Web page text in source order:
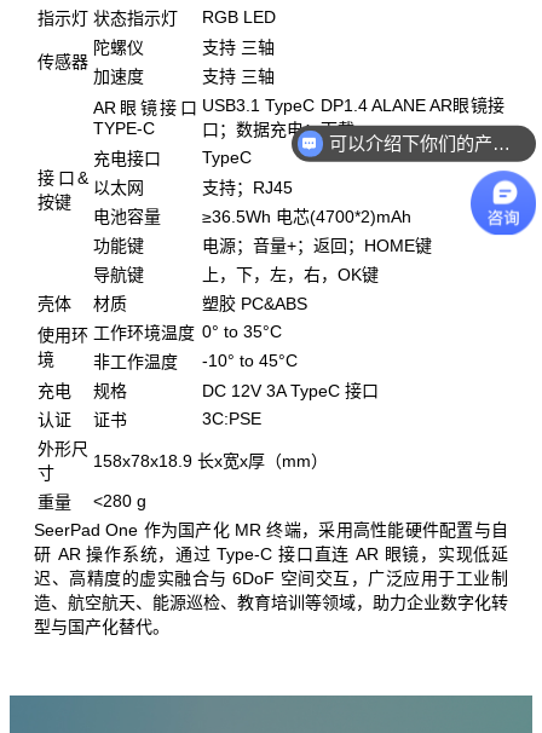
指示灯 状态指示灯 RGB LED
传感器
陀螺仪
支持 三轴
加速度
支持 三轴
接口&
按键
AR眼镜接口
TYPE-C
USB3.1 TypeC DP1.4 ALANE AR眼镜接
口；数据充电；下载
充电接口
TypeC
以太网
支持；RJ45
电池容量
≥36.5Wh 电芯(4700*2)mAh
功能键
电源；音量+；返回；HOME键
导航键
上，下，左，右，OK键
壳体
材质
塑胶 PC&ABS
使用环
境
工作环境温度 0° to 35°C
非工作温度
-10° to 45°C
充电
规格
DC 12V 3A TypeC 接口
认证
证书
3C:PSE
外形尺
寸
158x78x18.9 长x宽x厚（mm）
重量
<280 g
SeerPad One 作为国产化 MR 终端，采用高性能硬件配置与自
研 AR 操作系统，通过 Type‑C 接口直连 AR 眼镜，实现低延
迟、高精度的虚实融合与 6DoF 空间交互，广泛应用于工业制
造、航空航天、能源巡检、教育培训等领域，助力企业数字化转
型与国产化替代。
可以介绍下你们的产品么